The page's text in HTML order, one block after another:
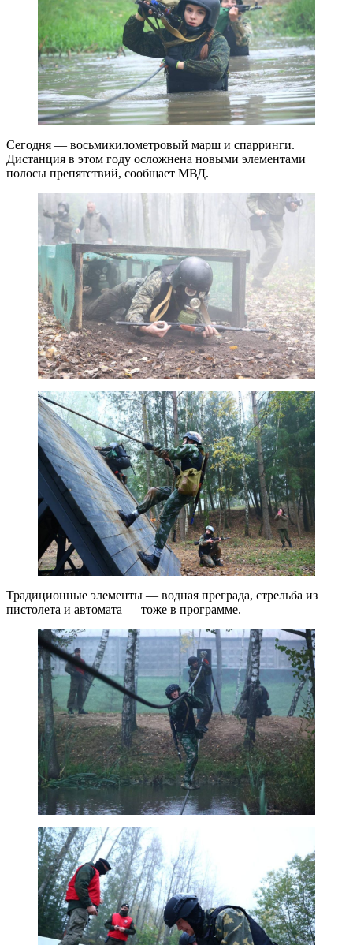
Сегодня — восьмикилометровый марш и спарринги.
Дистанция в этом году осложнена новыми элементами
полосы препятствий, сообщает МВД.
Традиционные элементы — водная преграда, стрельба из
пистолета и автомата — тоже в программе.